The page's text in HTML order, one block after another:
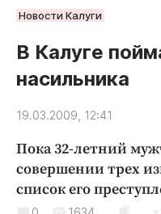
РУБРИКИ
Новости
Статьи
Народные
Авто и
Криминал
Культура
Новости Калуги
В Калуге
насильника
19.03.2009, 12:41
Пока 32-летний
совершении трех
список его